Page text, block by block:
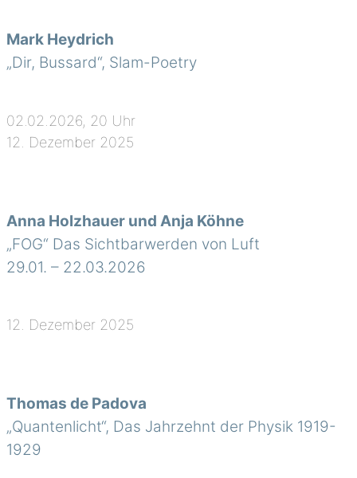
Mark Heydrich
„Dir, Bussard“, Slam-Poetry
02.02.2026, 20 Uhr
12. Dezember 2025
Anna Holzhauer und Anja Köhne
„FOG“ Das Sichtbarwerden von Luft
29.01. – 22.03.2026
12. Dezember 2025
Thomas de Padova
„Quantenlicht“, Das Jahrzehnt der Physik 1919-
1929